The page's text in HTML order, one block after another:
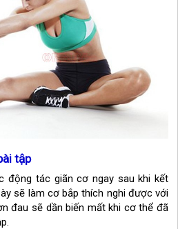
tập
động tác giãn cơ ngay sau khi kết
sẽ làm cơ bắp thích nghi được với
đau sẽ dần biến mất khi cơ thể đã